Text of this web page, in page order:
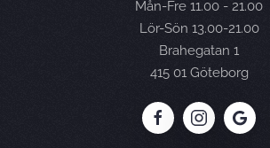
Mån-Fre 11.00 - 21.00
Lör-Sön 13.00-21.00
Brahegatan 1
415 01 Göteborg